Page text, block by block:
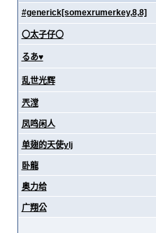
#generick[somexrumerkey,8,8]
〇太子仔〇
るあ♥
乱世光辉
兲漟
凤鸣闲人
单翅的天使ylj
卧龍
奥力给
广翔公